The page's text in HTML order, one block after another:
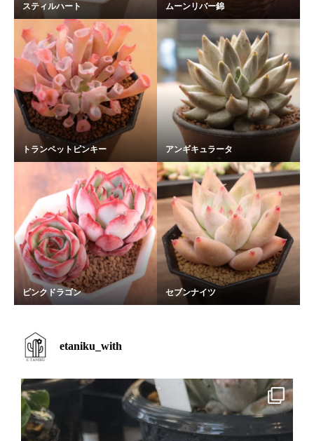
スティルハート ムーンリバー錦
トランペットピンキー アンギキュラータ
ピンクドラゴン セブンナイツ
etaniku_with